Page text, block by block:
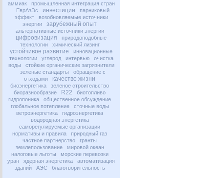
аммиак
промышленная интеграция стран
ЕврАзЭс
инвестиции
парниковый
эффект
возобновляемые источники
энергии
зарубежный опыт
альтернативные источники энергии
цифровизация
природоподобные
технологии
химический лизинг
устойчивое развитие
инновационные
технологии
углерод интервью
очистка
воды
стойкие органические загрязнители
зеленые стандарты
обращение с
отходами
качество жизни
биоэнергетика
зеленое строительство
биоразнообразие
R22
биотопливо
гидропоника
общественное обсуждение
глобальное потепление
сточные воды
ветроэнергетика
гидроэнергетика
водородная энергетика
саморегулируемые организации
нормативы и правила
природный газ
частное партнерство
гранты
землепользование
мировой океан
налоговые льготы
морские перевозки
уран
ядерная энергетика
автоматизация
зданий
АЭС благотворительность